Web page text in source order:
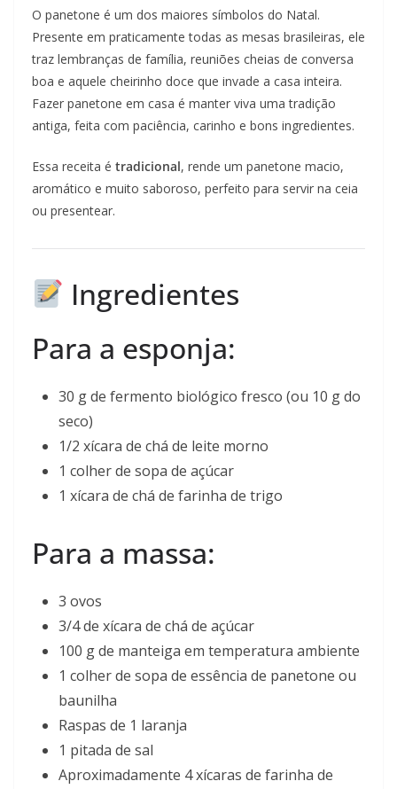
O panetone é um dos maiores símbolos do Natal.
Presente em praticamente todas as mesas brasileiras, ele
traz lembranças de família, reuniões cheias de conversa
boa e aquele cheirinho doce que invade a casa inteira.
Fazer panetone em casa é manter viva uma tradição
antiga, feita com paciência, carinho e bons ingredientes.
Essa receita é tradicional, rende um panetone macio,
aromático e muito saboroso, perfeito para servir na ceia
ou presentear.
Ingredientes
Para a esponja:
30 g de fermento biológico fresco (ou 10 g do
seco)
1/2 xícara de chá de leite morno
1 colher de sopa de açúcar
1 xícara de chá de farinha de trigo
Para a massa:
3 ovos
3/4 de xícara de chá de açúcar
100 g de manteiga em temperatura ambiente
1 colher de sopa de essência de panetone ou
baunilha
Raspas de 1 laranja
1 pitada de sal
Aproximadamente 4 xícaras de farinha de